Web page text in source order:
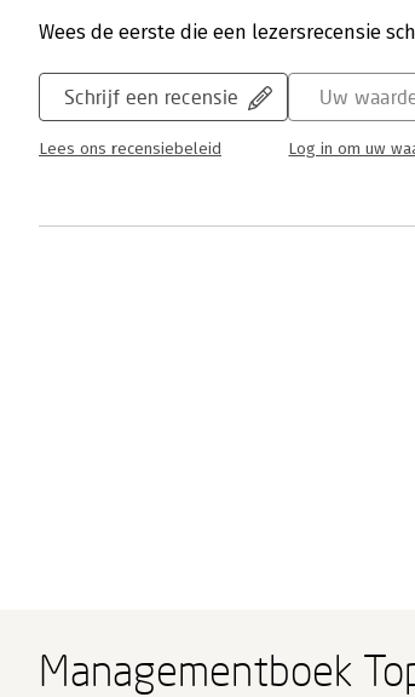
Wees de eerste die een lezersrecensie
Schrijf een recensie
Lees ons recensiebeleid
Uw
Log in om uw
Managementboek